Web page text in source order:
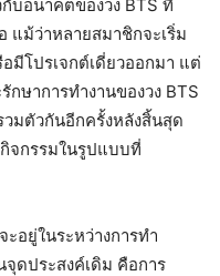
บอนาคตของวง BTS ที่
แม้ว่าหลายสมาชิกจะเริ่ม
มีโปรเจกต์เดี่ยวออกมา แต่
ษาการทำงานของวง BTS
วมตัวกันอีกครั้งหลังสิ้นสุด
จกรรมในรูปแบบที่
อยู่ในระหว่างการทำ
ดประสงค์เดิม คือการ